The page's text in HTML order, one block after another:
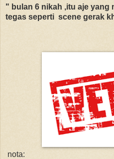
" bulan 6 nikah ,itu aje yang
tegas seperti scene gerak
nota: